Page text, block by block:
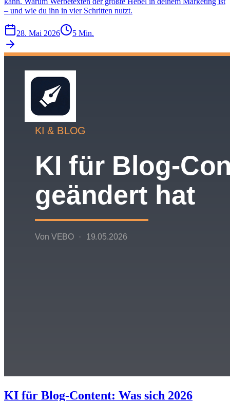
– und wie du ihn in vier Schritten nutzt.
28. Mai 2026 5 Min.
KI für Blog-Content: Was sich 2026